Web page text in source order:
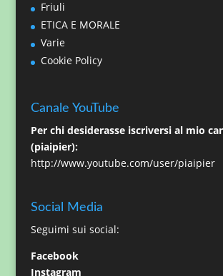
Friuli
ETICA E MORALE
Varie
Cookie Policy
Canale YouTube
Per chi desiderasse iscriversi al mio
(piaipier):
http://www.youtube.com/user/piaipier
Social Media
Seguimi sui social:
Facebook
Instagram